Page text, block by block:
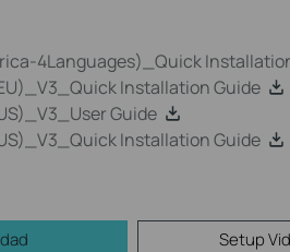
4Languages)_Quick
Installation Guide
Guide
Installation Guide
Setup